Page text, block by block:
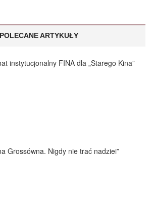
POLECANE ARTYKUŁY
instytucjonalny FINA dla „Starego Kina”
Grossówna. Nigdy nie trać nadziei”